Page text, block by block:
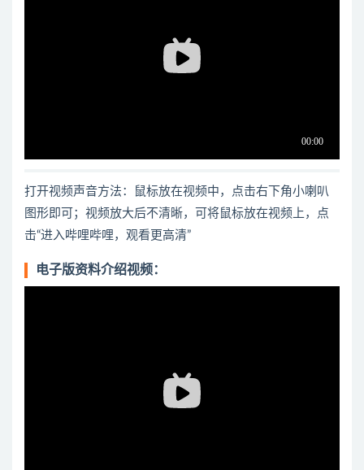
打开视频声音方法：鼠标放在视频中，点击右下角小喇叭
图形即可；视频放大后不清晰，可将鼠标放在视频上，点
击“进入哔哩哔哩，观看更高清”
电子版资料介绍视频：